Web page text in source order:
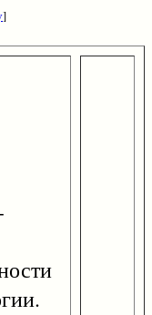
]